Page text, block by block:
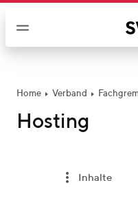
Home Verband
Hosting
Inhalte